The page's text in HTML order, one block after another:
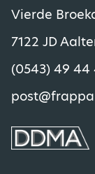
Vierde
7122 JD
(0543) 49 44